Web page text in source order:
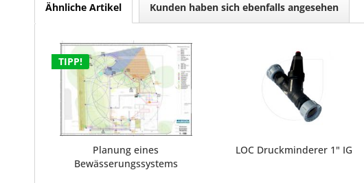
Ähnliche Artikel Kunden haben sich ebenfalls angesehen
TIPP!
Planung eines
Bewässerungssystems
LOC Druckminderer 1" IG